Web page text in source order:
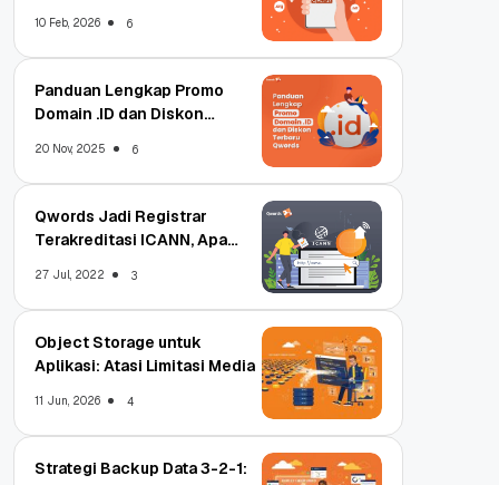
10 Feb, 2026 6
Panduan Lengkap Promo
Domain .ID dan Diskon
20 Nov, 2025 6
Qwords Jadi Registrar
Terakreditasi ICANN, Apa
27 Jul, 2022 3
Object Storage untuk
Aplikasi: Atasi Limitasi Media
11 Jun, 2026 4
Strategi Backup Data 3-2-1: